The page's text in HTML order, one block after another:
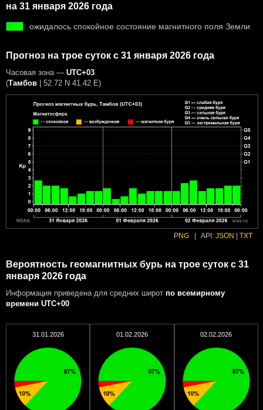
на 31 января 2026 года
ожидалось спокойное состояние магнитного поля Земли
Прогноз на трое суток с 31 января 2026 года
Часовая зона — UTC+03
(Тамбов | 52.72 N 41.42 E)
PNG API: JSON TXT
Вероятность геомагнитных бурь на трое суток с 31
января 2026 года
Информация приведена для средних широт по всемирному
времени UTC+00
31.01.2026 01.02.2026 02.02.2026